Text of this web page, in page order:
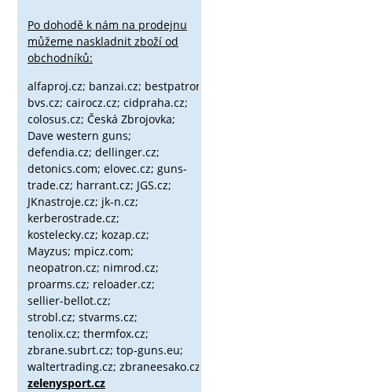
Po dohodě k nám na prodejnu
můžeme naskladnit zboží od
obchodníků:
alfaproj.cz; banzai.cz; bestpatron.eu;
bvs.cz; cairocz.cz; cidpraha.cz;
colosus.cz; Česká Zbrojovka;
Dave western guns;
defendia.cz; dellinger.cz;
detonics.com; elovec.cz; guns-
trade.cz; harrant.cz; JGS.cz;
JKnastroje.cz; jk-n.cz;
kerberostrade.cz;
kostelecky.cz; kozap.cz;
Mayzus; mpicz.com;
neopatron.cz; nimrod.cz;
proarms.cz; reloader.cz;
sellier-bellot.cz;
strobl.cz; stvarms.cz;
tenolix.cz; thermfox.cz;
zbrane.subrt.cz; top-guns.eu;
waltertrading.cz; zbraneesako.cz;
zelenysport.cz